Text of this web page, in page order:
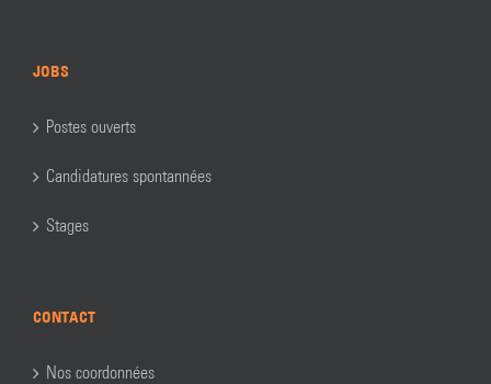
JOBS
Postes ouverts
Candidatures spontannées
Stages
CONTACT
Nos coordonnées